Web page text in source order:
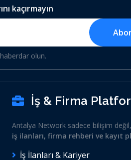
kaçırmayın
olun.
İş & Firma
Antalya Network sadece bilişim
iş ilanları, firma rehberi ve kayıt
İş İlanları & Kariyer